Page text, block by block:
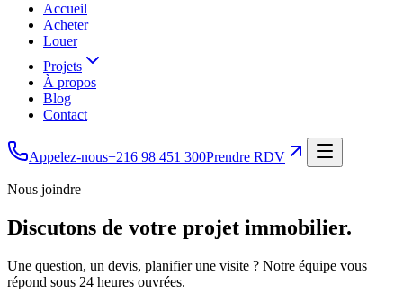
Accueil
Acheter
Louer
Projets
À propos
Blog
Contact
Appelez-nous+216 98 451 300Prendre RDV
Nous joindre
Discutons de votre projet immobilier.
Une question, un devis, planifier une visite ? Notre équipe vous
répond sous 24 heures ouvrées.